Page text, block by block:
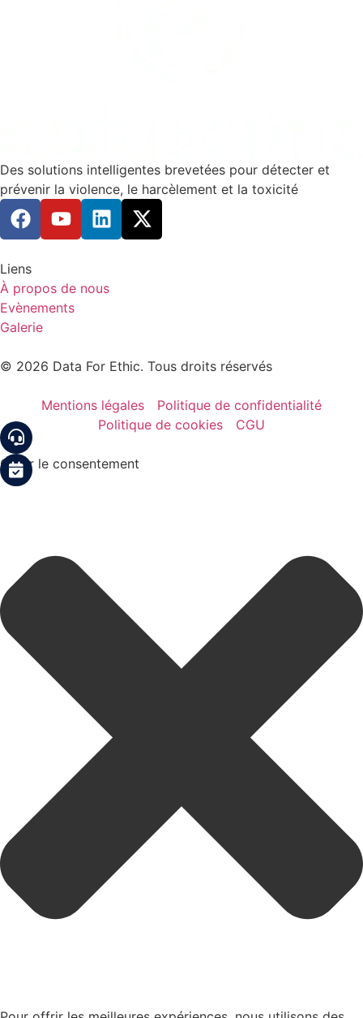
Des solutions intelligentes brevetées pour détecter et
prévenir la violence, le harcèlement et la toxicité
Liens
À propos de nous
Evènements
Galerie
© 2026 Data For Ethic. Tous droits réservés
Mentions légales
Politique de confidentialité
Politique de cookies
CGU
Gérer le consentement